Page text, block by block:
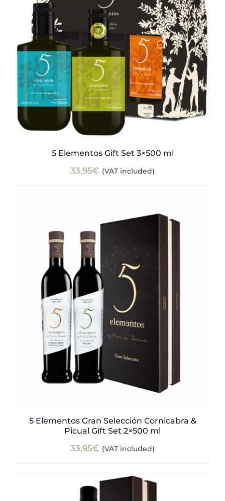
5 Elementos Gift Set 3×500 ml
33,95€ (VAT included)
5 Elementos Gran Selección Cornicabra &
Picual Gift Set 2×500 ml
33,95€ (VAT included)